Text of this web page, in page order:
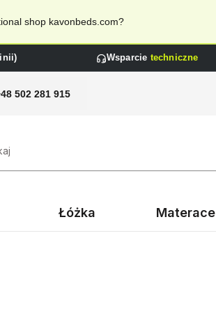
shop kavonbeds.com?
Wsparcie techniczne
502 281 915
Łóżka Materace